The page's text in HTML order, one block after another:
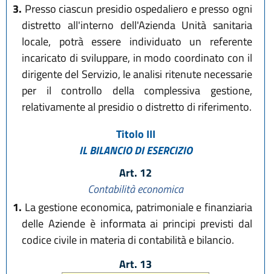
3. Presso ciascun presidio ospedaliero e presso ogni
distretto all'interno dell'Azienda Unità sanitaria
locale, potrà essere individuato un referente
incaricato di sviluppare, in modo coordinato con il
dirigente del Servizio, le analisi ritenute necessarie
per il controllo della complessiva gestione,
relativamente al presidio o distretto di riferimento.
Titolo III
IL BILANCIO DI ESERCIZIO
Art. 12
Contabilità economica
1. La gestione economica, patrimoniale e finanziaria
delle Aziende è informata ai principi previsti dal
codice civile in materia di contabilità e bilancio.
Art. 13